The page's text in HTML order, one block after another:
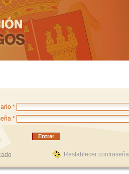
*
*
Restablecer contraseña